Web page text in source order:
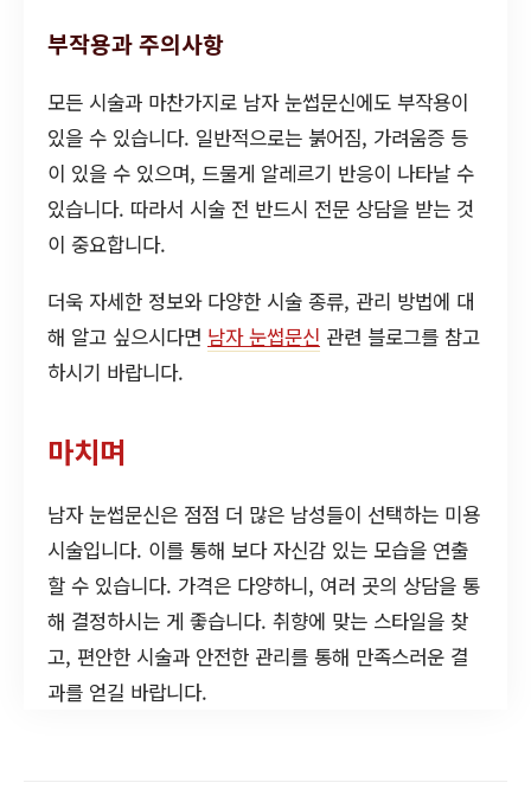
부작용과 주의사항
모든 시술과 마찬가지로 남자 눈썹문신에도 부작용이
있을 수 있습니다. 일반적으로는 붉어짐, 가려움증 등
이 있을 수 있으며, 드물게 알레르기 반응이 나타날 수
있습니다. 따라서 시술 전 반드시 전문 상담을 받는 것
이 중요합니다.
더욱 자세한 정보와 다양한 시술 종류, 관리 방법에 대
해 알고 싶으시다면 남자 눈썹문신 관련 블로그를 참고
하시기 바랍니다.
마치며
남자 눈썹문신은 점점 더 많은 남성들이 선택하는 미용
시술입니다. 이를 통해 보다 자신감 있는 모습을 연출
할 수 있습니다. 가격은 다양하니, 여러 곳의 상담을 통
해 결정하시는 게 좋습니다. 취향에 맞는 스타일을 찾
고, 편안한 시술과 안전한 관리를 통해 만족스러운 결
과를 얻길 바랍니다.